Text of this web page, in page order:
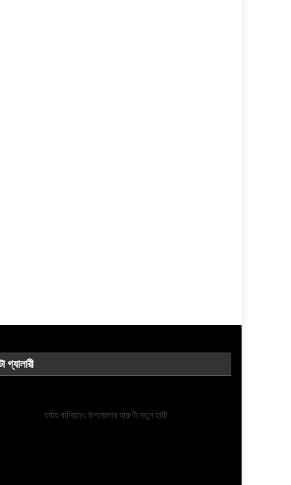
গ্যালারী
বর্ষায় বানিয়াচং উপজেলার হারুণী নতুন হাটি